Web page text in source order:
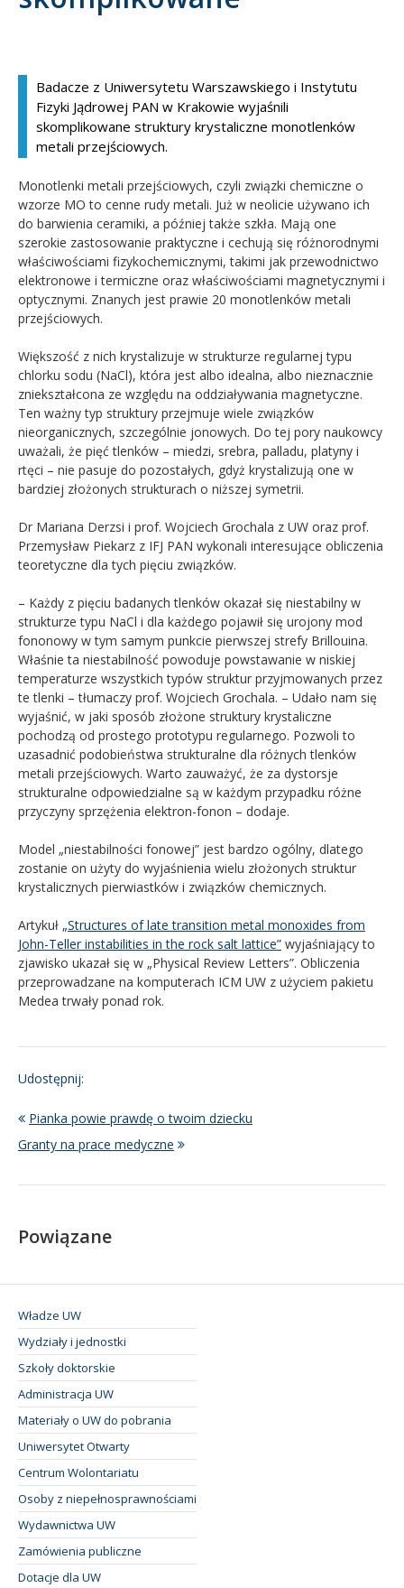
Absolwent
Badacze z Uniwersytetu Warszawskiego i Instytutu
Fizyki Jądrowej PAN w Krakowie wyjaśnili
skomplikowane struktury krystaliczne monotlenków
metali przejściowych.
Monotlenki metali przejściowych, czyli związki chemiczne o
wzorze MO to cenne rudy metali. Już w neolicie używano ich
do barwienia ceramiki, a później także szkła. Mają one
szerokie zastosowanie praktyczne i cechują się różnorodnymi
właściwościami fizykochemicznymi, takimi jak przewodnictwo
elektronowe i termiczne oraz właściwościami magnetycznymi i
optycznymi. Znanych jest prawie 20 monotlenków metali
przejściowych.
Większość z nich krystalizuje w strukturze regularnej typu
chlorku sodu (NaCl), która jest albo idealna, albo nieznacznie
zniekształcona ze względu na oddziaływania magnetyczne.
Ten ważny typ struktury przejmuje wiele związków
nieorganicznych, szczególnie jonowych. Do tej pory naukowcy
uważali, że pięć tlenków – miedzi, srebra, palladu, platyny i
rtęci – nie pasuje do pozostałych, gdyż krystalizują one w
bardziej złożonych strukturach o niższej symetrii.
Dr Mariana Derzsi i prof. Wojciech Grochala z UW oraz prof.
Przemysław Piekarz z IFJ PAN wykonali interesujące obliczenia
teoretyczne dla tych pięciu związków.
– Każdy z pięciu badanych tlenków okazał się niestabilny w
strukturze typu NaCl i dla każdego pojawił się urojony mod
fononowy w tym samym punkcie pierwszej strefy Brillouina.
Właśnie ta niestabilność powoduje powstawanie w niskiej
temperaturze wszystkich typów struktur przyjmowanych przez
te tlenki – tłumaczy prof. Wojciech Grochala. – Udało nam się
wyjaśnić, w jaki sposób złożone struktury krystaliczne
pochodzą od prostego prototypu regularnego. Pozwoli to
uzasadnić podobieństwa strukturalne dla różnych tlenków
metali przejściowych. Warto zauważyć, że za dystorsje
strukturalne odpowiedzialne są w każdym przypadku różne
przyczyny sprzężenia elektron-fonon – dodaje.
Model „niestabilności fonowej” jest bardzo ogólny, dlatego
zostanie on użyty do wyjaśnienia wielu złożonych struktur
krystalicznych pierwiastków i związków chemicznych.
Artykuł „Structures of late transition metal monoxides from
John-Teller instabilities in the rock salt lattice” wyjaśniający to
zjawisko ukazał się w „Physical Review Letters”. Obliczenia
przeprowadzane na komputerach ICM UW z użyciem pakietu
Medea trwały ponad rok.
Udostępnij:
Pianka powie prawdę o twoim dziecku
Granty na prace medyczne
Powiązane
Władze UW
Wydziały i jednostki
Szkoły doktorskie
Administracja UW
Materiały o UW do pobrania
Uniwersytet Otwarty
Centrum Wolontariatu
Osoby z niepełnosprawnościami
Wydawnictwa UW
Zamówienia publiczne
Dotacje dla UW